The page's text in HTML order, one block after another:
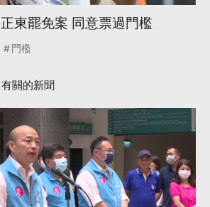
東罷免案 同意票過門檻
門檻
有關的新聞